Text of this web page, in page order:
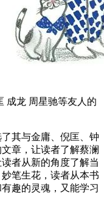
成龙 周星驰等友人的
其与金庸、倪匡、钟
章，让读者了解蔡澜
者从新的角度了解当
笔生花，读者从本书
趣的灵魂，又能学习